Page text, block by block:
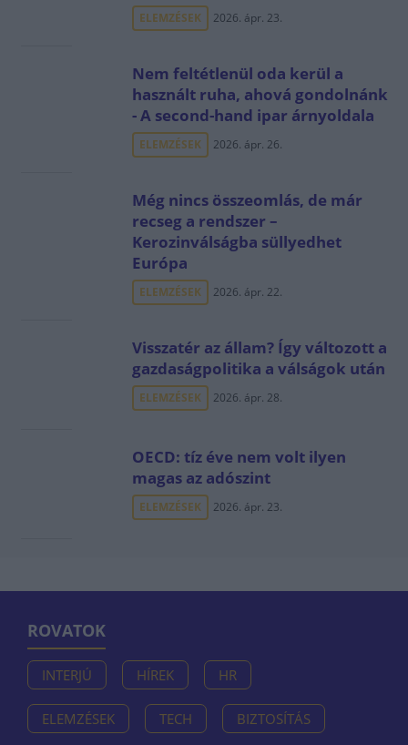
ELEMZÉSEK 2026. ápr. 23.
Nem feltétlenül oda kerül a
használt ruha, ahová gondolnánk
- A second-hand ipar árnyoldala
ELEMZÉSEK 2026. ápr. 26.
Még nincs összeomlás, de már
recseg a rendszer –
Kerozinválságba süllyedhet
Európa
ELEMZÉSEK 2026. ápr. 22.
Visszatér az állam? Így változott a
gazdaságpolitika a válságok után
ELEMZÉSEK 2026. ápr. 28.
OECD: tíz éve nem volt ilyen
magas az adószint
ELEMZÉSEK 2026. ápr. 23.
ROVATOK
INTERJÚ HÍREK HR
ELEMZÉSEK TECH BIZTOSÍTÁS